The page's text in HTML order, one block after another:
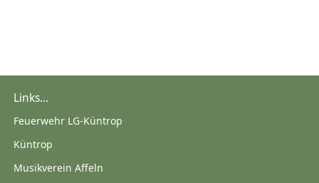
Links...
Feuerwehr LG-Küntrop
Küntrop
Musikverein Affeln